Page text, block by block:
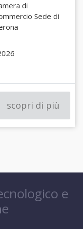
di
Sede di
scopri di più
e